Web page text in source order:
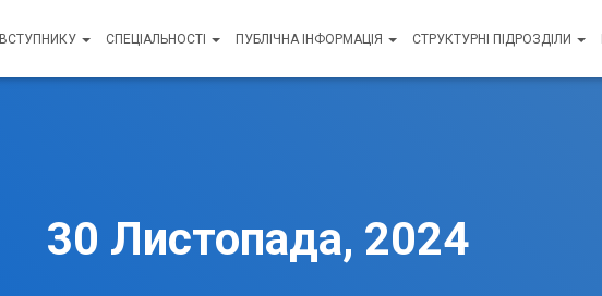
ВСТУПНИКУ СПЕЦІАЛЬНОСТІ ПУБЛІЧНА ІНФОРМАЦІЯ СТРУКТУРНІ ПІДРОЗДІЛИ
30 Листопада, 2024